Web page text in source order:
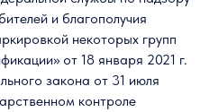
и благополучия
некоторых групп
от 18 января 2021 г.
закона от 31 июля
контроле